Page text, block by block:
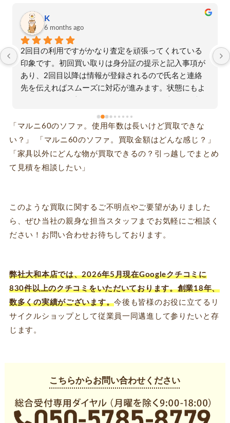
荒北靖友
6 months ago
デロンギ製コーヒーマシンを出張買取して頂きまし
た。他社を数件選択肢としていました。最終的には、
近場でかつ口コミによりアシストさんにお願いしまし
た。買取額も満足しています。担当者の説明も丁寧で
「マルニ60のソファ。使用年数は長いけど買取できな
い？」 「マルニ60のソファ。買取金額はどんな感じ？」
「家具以外にどんな物が買取できるの？引っ越しでまとめ
て見積を相談したい」
このような買取に関するご不明点やご要望がありました
ら、ぜひ当社の親身な担当スタッフまでお気軽にご相談く
ださい！お問い合わせお待ちしております。
弊社大和本店では、2026年5月現在Googleクチコミに
830件以上のクチコミをいただいております。創業18年、
数多くの実績がございます。今後も皆様のお役に立てるリ
サイクルショップとして従業員一同邁進して参りたいと存
じます。
こちらからお問い合わせください